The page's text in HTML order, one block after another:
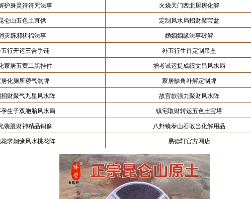
护身灵符符咒法事
火烧天门西北厨房化解
仑山五色土直供
定制风水局招财聚宝盆
灾辟邪祈福法事
婚姻姻缘法事破解
行开运三合手链
补五行生肖定制吊坠
家居五黄二黑挂件
增考试运提成绩文昌风水局
化厕所秽气煞牌
家居缺角补解定制牌
财聚气九星风水阵
故宫款强力聚财风水阵
生子双胞胎风水局
镇宅取财转运五色土宝塔
装脏财神精品铜像
八卦镜泰山石敢当化解用品
求姻缘风水桃花阵
易德轩官方网店